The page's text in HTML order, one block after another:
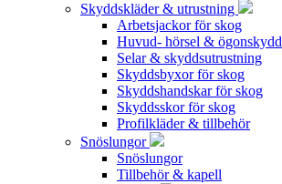
Skyddskläder & utrustning
Arbetsjackor för skog
Huvud- hörsel & ögonskydd
Selar & skyddsutrustning
Skyddsbyxor för skog
Skyddshandskar för skog
Skyddsskor för skog
Profilkläder & tillbehör
Snöslungor
Snöslungor
Tillbehör & kapell